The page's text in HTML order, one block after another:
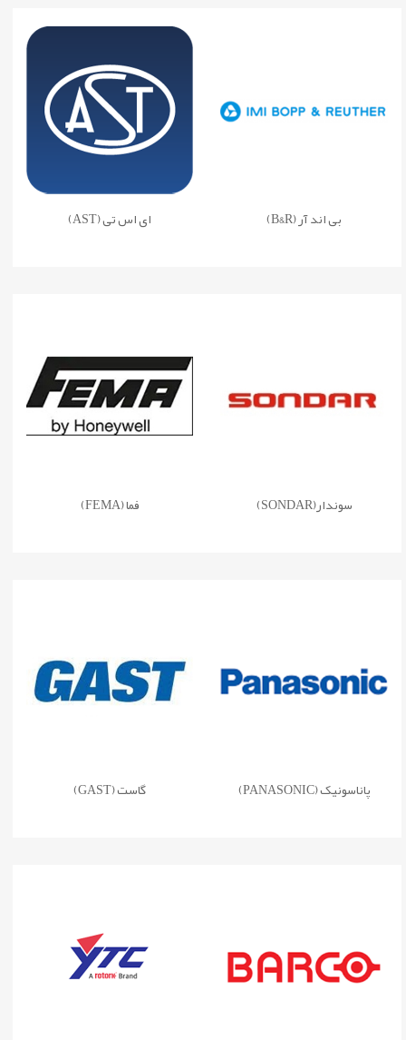
بی اند آر (B&R) ای اس تی (AST)
سوندار(SONDAR) فما (FEMA)
پاناسونیک (PANASONIC) گاست (GAST)